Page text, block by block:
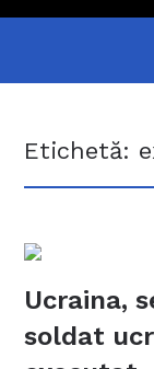
Etichetă:
Ucraina,
soldat